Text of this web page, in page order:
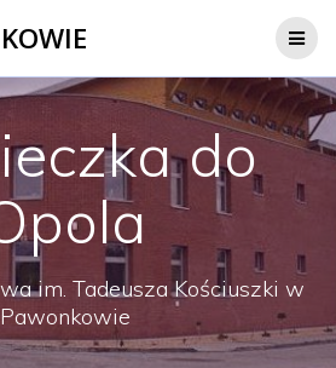
do
do
im. Tadeusza Kościuszki w
Pawonkowie